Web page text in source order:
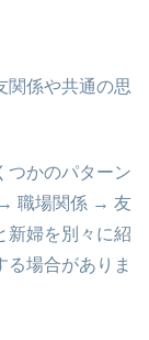
関係や共通の思
つかのパターン
職場関係 → 友
婦を別々に紹
場合がありま